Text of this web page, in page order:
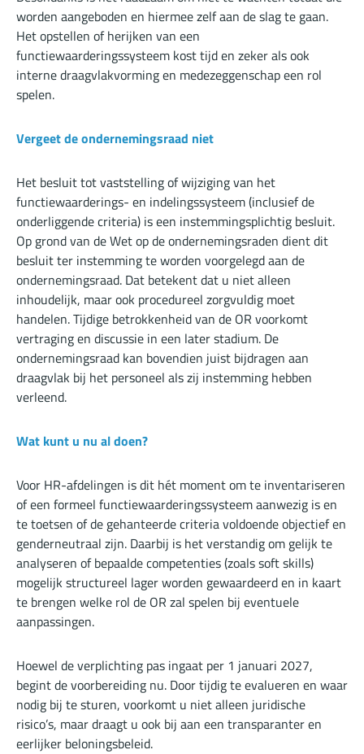
worden aangeboden en hiermee zelf aan de slag te gaan.
Het opstellen of herijken van een
functiewaarderingssysteem kost tijd en zeker als ook
interne draagvlakvorming en medezeggenschap een rol
spelen.
Vergeet de ondernemingsraad niet
Het besluit tot vaststelling of wijziging van het
functiewaarderings- en indelingssysteem (inclusief de
onderliggende criteria) is een instemmingsplichtig besluit.
Op grond van de Wet op de ondernemingsraden dient dit
besluit ter instemming te worden voorgelegd aan de
ondernemingsraad. Dat betekent dat u niet alleen
inhoudelijk, maar ook procedureel zorgvuldig moet
handelen. Tijdige betrokkenheid van de OR voorkomt
vertraging en discussie in een later stadium. De
ondernemingsraad kan bovendien juist bijdragen aan
draagvlak bij het personeel als zij instemming hebben
verleend.
Wat kunt u nu al doen?
Voor HR-afdelingen is dit hét moment om te inventariseren
of een formeel functiewaarderingssysteem aanwezig is en
te toetsen of de gehanteerde criteria voldoende objectief en
genderneutraal zijn. Daarbij is het verstandig om gelijk te
analyseren of bepaalde competenties (zoals soft skills)
mogelijk structureel lager worden gewaardeerd en in kaart
te brengen welke rol de OR zal spelen bij eventuele
aanpassingen.
Hoewel de verplichting pas ingaat per 1 januari 2027,
begint de voorbereiding nu. Door tijdig te evalueren en waar
nodig bij te sturen, voorkomt u niet alleen juridische
risico’s, maar draagt u ook bij aan een transparanter en
eerlijker beloningsbeleid.